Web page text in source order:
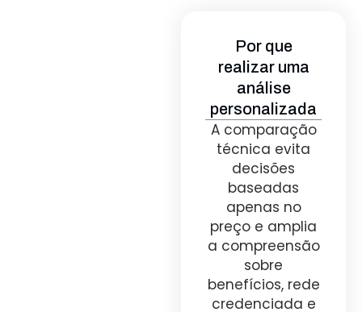
Por que
realizar uma
análise
personalizada
A comparação
técnica evita
decisões
baseadas
apenas no
preço e amplia
a compreensão
sobre
benefícios, rede
credenciada e